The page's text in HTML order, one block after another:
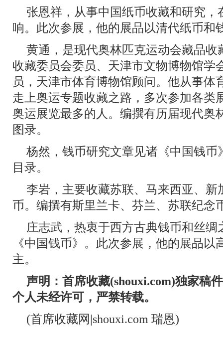
张恩祥，从事中国纸币收藏和研究
响。此次参展，他的展品以清代纸币和
黄通，是现代奥林匹克运动会藏品
收藏委员会委员、天津市文物博物馆学
员，天津市体育博物馆顾问。他从事体
走上奥运专题收藏之路，多次参加各类
奥运展览最多的人。编撰有历届现代奥
图录。
杨然，钱币研究文章见诸《中国钱
目录。
李岩，主要收藏苏联、马来西亚、
币。编撰有斯里兰卡、芬兰、苏联纪念
庄志武，热衷于西方古典钱币和丝
《中国钱币》。此次参展，他的展品
主。
声明：首席收藏(shouxi.com)独家稿
个人未经许可，严禁转载。
(首席收藏网|shouxi.com 瑞恩)